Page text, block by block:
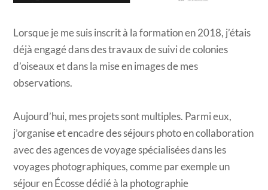
Lorsque je me suis inscrit à la formation en 2018, j’étais
déjà engagé dans des travaux de suivi de colonies
d’oiseaux et dans la mise en images de mes
observations.
Aujourd’hui, mes projets sont multiples. Parmi eux,
j’organise et encadre des séjours photo en collaboration
avec des agences de voyage spécialisées dans les
voyages photographiques, comme par exemple un
séjour en Écosse dédié à la photographie